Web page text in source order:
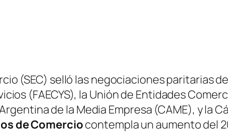
(SEC) selló las negociaciones paritarias
(FAECYS), la Unión de Entidades
de la Media Empresa (CAME), y la
de Comerciocontempla un aumento del